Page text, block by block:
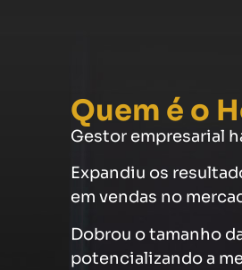
Quem é o
Gestor empresarial
Expandiu os
em vendas no
Dobrou o tamanho
potencializando a